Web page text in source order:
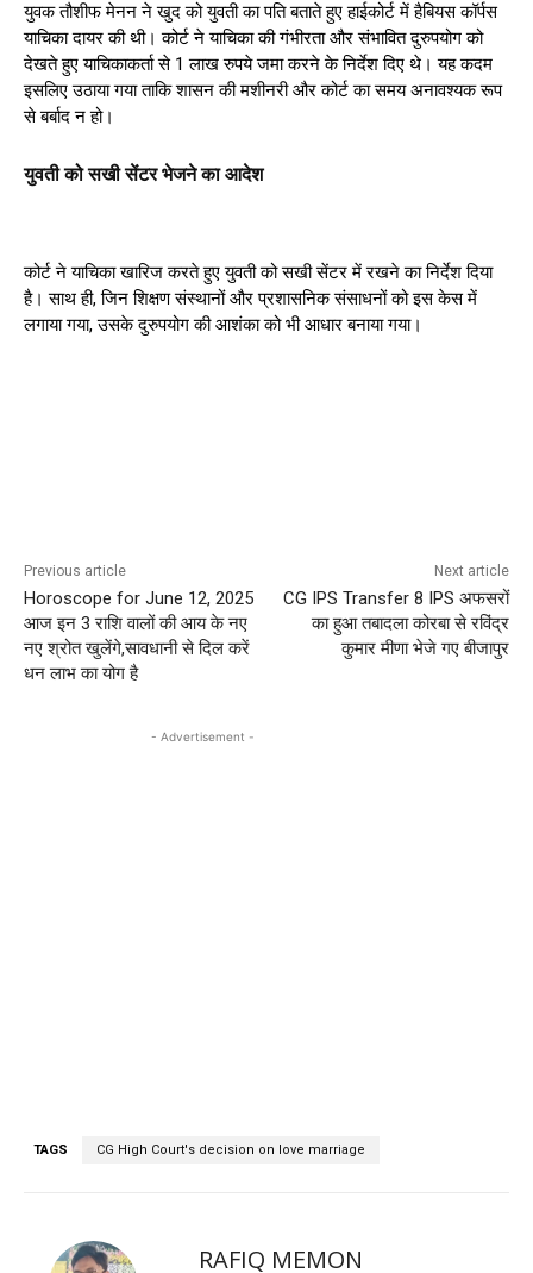
युवक तौशीफ मेनन ने खुद को युवती का पति बताते हुए हाईकोर्ट में हैबियस कॉर्पस
याचिका दायर की थी। कोर्ट ने याचिका की गंभीरता और संभावित दुरुपयोग को
देखते हुए याचिकाकर्ता से 1 लाख रुपये जमा करने के निर्देश दिए थे। यह कदम
इसलिए उठाया गया ताकि शासन की मशीनरी और कोर्ट का समय अनावश्यक रूप
से बर्बाद न हो।
युवती को सखी सेंटर भेजने का आदेश
कोर्ट ने याचिका खारिज करते हुए युवती को सखी सेंटर में रखने का निर्देश दिया
है। साथ ही, जिन शिक्षण संस्थानों और प्रशासनिक संसाधनों को इस केस में
लगाया गया, उसके दुरुपयोग की आशंका को भी आधार बनाया गया।
Previous article
Horoscope for June 12, 2025
आज इन 3 राशि वालों की आय के नए
नए श्रोत खुलेंगे,सावधानी से दिल करें
धन लाभ का योग है
Next article
CG IPS Transfer 8 IPS अफसरों
का हुआ तबादला कोरबा से रविंद्र
कुमार मीणा भेजे गए बीजापुर
- Advertisement -
TAGS CG High Court's decision on love marriage
RAFIQ MEMON